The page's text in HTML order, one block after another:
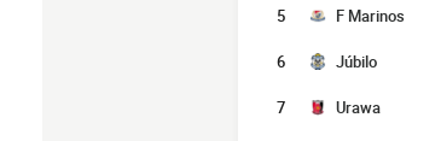
5 F Marinos
6 Júbilo
7 Urawa